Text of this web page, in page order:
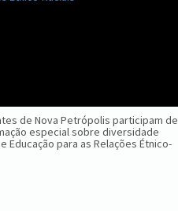
de Nova Petrópolis participam de
especial sobre diversidade
Educação para as Relações Étnico-